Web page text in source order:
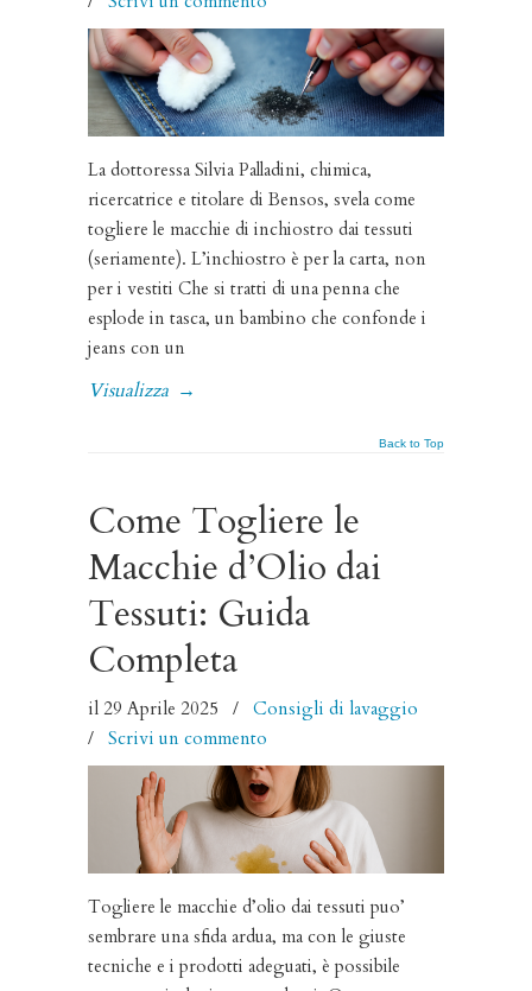
La dottoressa Silvia Palladini, chimica,
ricercatrice e titolare di Bensos, svela come
togliere le macchie di inchiostro dai tessuti
(seriamente). L’inchiostro è per la carta, non
per i vestiti Che si tratti di una penna che
esplode in tasca, un bambino che confonde i
jeans con un
Visualizza →
Back to Top
Come Togliere le
Macchie d’Olio dai
Tessuti: Guida
Completa
il 29 Aprile 2025 / Consigli di lavaggio
/ Scrivi un commento
Togliere le macchie d’olio dai tessuti puo’
sembrare una sfida ardua, ma con le giuste
tecniche e i prodotti adeguati, è possibile